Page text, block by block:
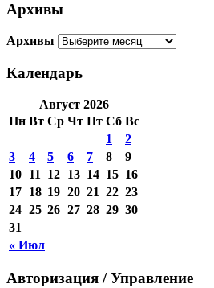
Архивы
Архивы
Календарь
Август 2026
Пн Вт Ср Чт Пт Сб Вс
« Июл
1
2
3
4 5 6 7 8
9
10 11 12 13 14 15 16
17 18 19 20 21 22 23
24 25 26 27 28 29 30
31
Авторизация / Управление